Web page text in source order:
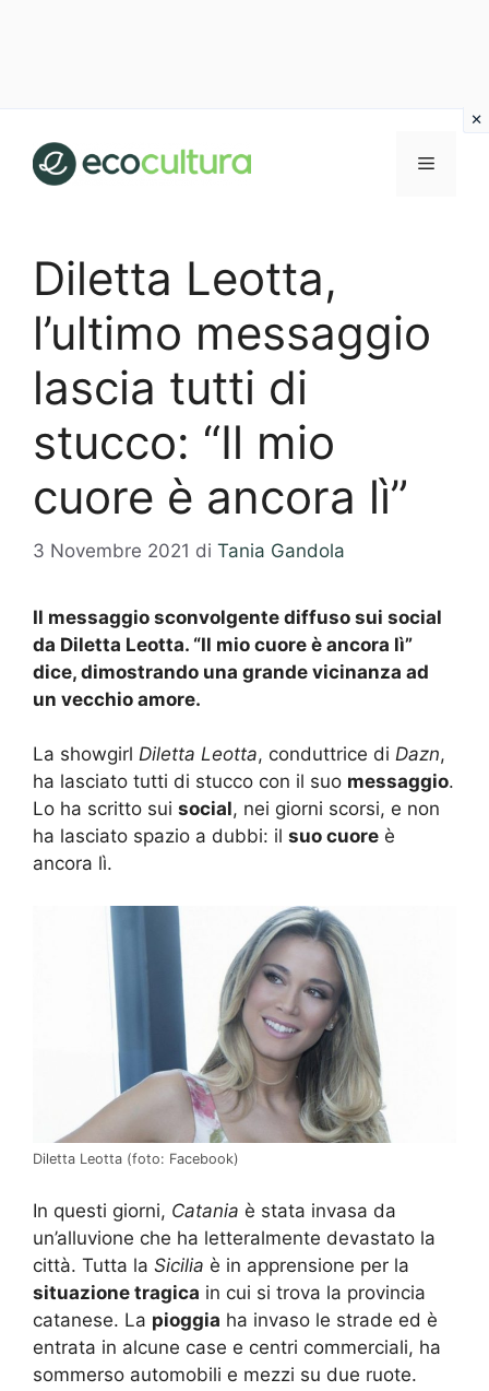
contenuto
MENU
Diletta Leotta,
l’ultimo messaggio
lascia tutti di
stucco: “Il mio
cuore è ancora lì”
3 Novembre 2021 di Tania Gandola
Il messaggio sconvolgente diffuso sui social
da Diletta Leotta. “Il mio cuore è ancora lì”
dice, dimostrando una grande vicinanza ad
un vecchio amore.
La showgirl Diletta Leotta, conduttrice di Dazn,
ha lasciato tutti di stucco con il suo messaggio.
Lo ha scritto sui social, nei giorni scorsi, e non
ha lasciato spazio a dubbi: il suo cuore è
ancora lì.
Diletta Leotta (foto: Facebook)
In questi giorni, Catania è stata invasa da
un’alluvione che ha letteralmente devastato la
città. Tutta la Sicilia è in apprensione per la
situazione tragica in cui si trova la provincia
catanese. La pioggia ha invaso le strade ed è
entrata in alcune case e centri commerciali, ha
sommerso automobili e mezzi su due ruote.